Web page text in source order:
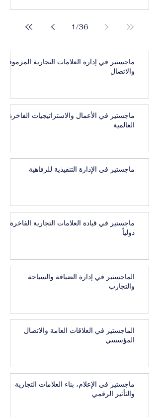
1 /36
ماجستير في إدارة العلامات التجارية المرموقة
والاتصال
ماجستير في الأعمال والاستراتيجيات الفاخرة
العالمية
ماجستير في الإدارة التنفيذية للرفاهية
ماجستير في قيادة العلامات التجارية الفاخرة
دولياً
الماجستير في إدارة الضيافة والسياحة
والتجارب
الماجستير في العلاقات العامة والاتصال
المؤسسي
ماجستير في الإعلام، بناء العلامات التجارية
والتأثير الرقمي